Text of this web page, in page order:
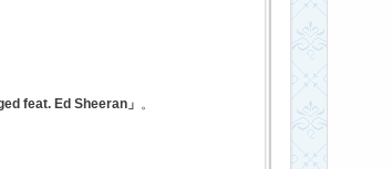
feat. Ed Sheeran」 。